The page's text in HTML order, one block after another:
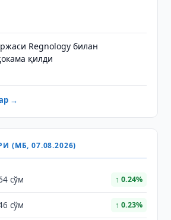
Regnology билан
қилди
→
(МБ, 07.08.2026)
сўм ↑ 0.24%
сўм ↑ 0.23%